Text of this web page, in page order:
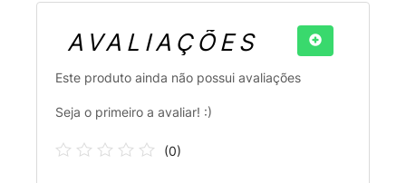
AVALIAÇÕES
Este produto ainda não possui avaliações
Seja o primeiro a avaliar! :)
(0)